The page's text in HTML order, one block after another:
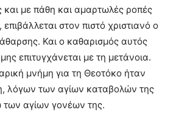
και με πάθη και αμαρτωλές ροπές
στον πιστό χριστιανό ο
Και ο καθαρισμός αυτός
επιτυγχάνεται με τη μετάνοια.
μνήμη για τη Θεοτόκο ήταν
λόγων των αγίων καταβολών της
των αγίων γονέων της.